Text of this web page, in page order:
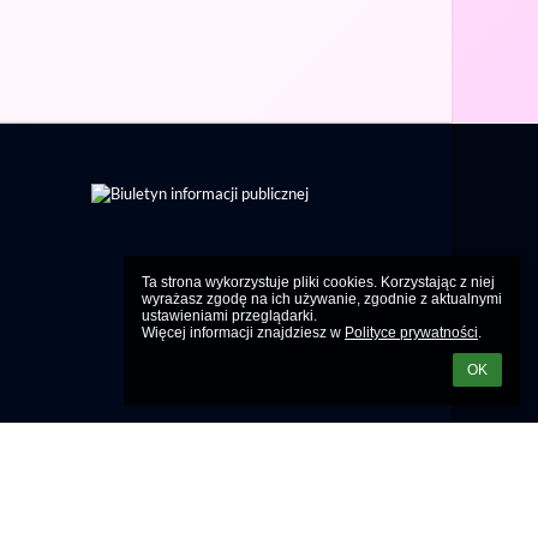
Ta strona wykorzystuje pliki cookies. Korzystając z niej
wyrażasz zgodę na ich używanie, zgodnie z aktualnymi
ustawieniami przeglądarki.
Więcej informacji znajdziesz w Polityce prywatności.
OK